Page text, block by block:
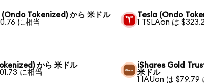
(Ondo Tokenized) から 米ドル
に相当
Tesla (Ondo
1 TSLAon は
から 米ドル
に相当
iShares Gold
米ドル
1 IAUon は $79.79